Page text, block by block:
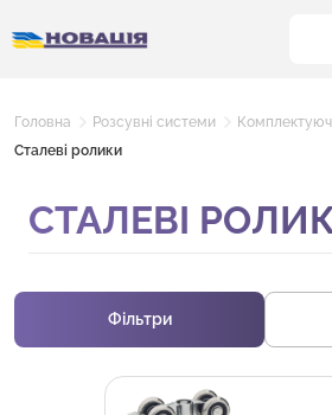
Головна Розсувні системи
Сталеві ролики
СТАЛЕВІ
Фільтри